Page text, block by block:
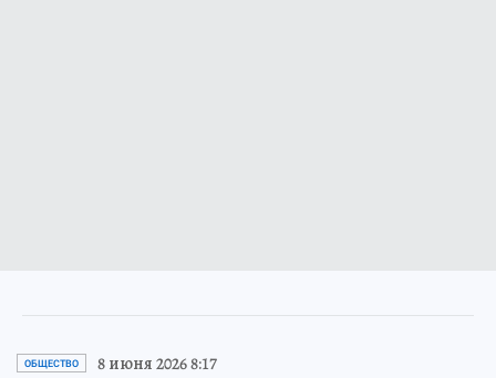
ОБЩЕСТВО 8 июня 2026 8:17